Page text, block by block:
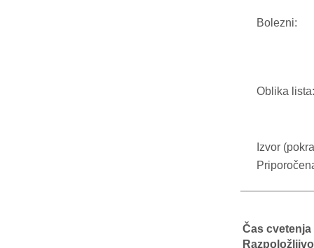
Bolezni:
Oblika lista:
Izvor
Čas cvetenja